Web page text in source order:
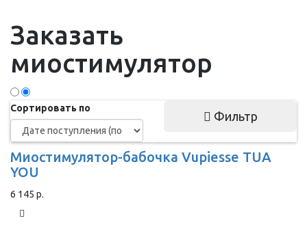
Заказать
миостимулятор
Сортировать по
Фильтр
Миостимулятор-бабочка Vupiesse TUA
YOU
6 145 р.